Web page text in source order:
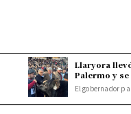
Llaryora
Palermo y
El gobernador